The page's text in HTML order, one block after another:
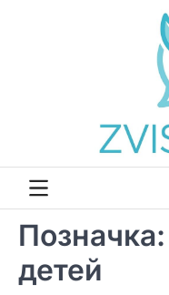
Позначка:
детей